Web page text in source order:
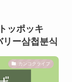
ッポッキ
ー삼첩분식
カンコクライフ